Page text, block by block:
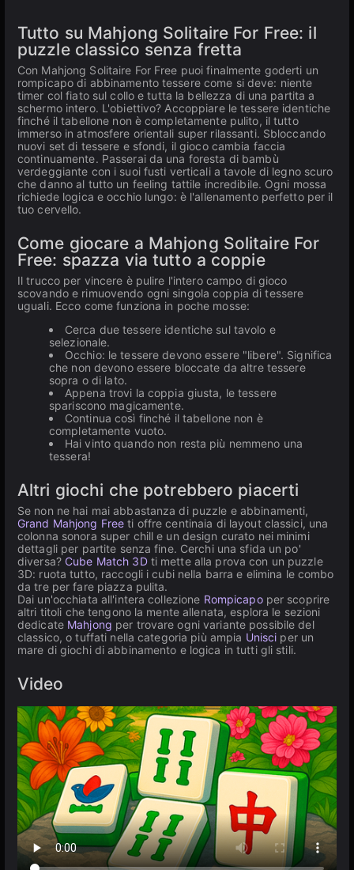
Tutto su Mahjong Solitaire For Free: il
puzzle classico senza fretta
Con Mahjong Solitaire For Free puoi finalmente goderti un
rompicapo di abbinamento tessere come si deve: niente
timer col fiato sul collo e tutta la bellezza di una partita a
schermo intero. L'obiettivo? Accoppiare le tessere identiche
finché il tabellone non è completamente pulito, il tutto
immerso in atmosfere orientali super rilassanti. Sbloccando
nuovi set di tessere e sfondi, il gioco cambia faccia
continuamente. Passerai da una foresta di bambù
verdeggiante con i suoi fusti verticali a tavole di legno scuro
che danno al tutto un feeling tattile incredibile. Ogni mossa
richiede logica e occhio lungo: è l'allenamento perfetto per il
tuo cervello.
Come giocare a Mahjong Solitaire For
Free: spazza via tutto a coppie
Il trucco per vincere è pulire l'intero campo di gioco
scovando e rimuovendo ogni singola coppia di tessere
uguali. Ecco come funziona in poche mosse:
Cerca due tessere identiche sul tavolo e
selezionale.
Occhio: le tessere devono essere "libere". Significa
che non devono essere bloccate da altre tessere
sopra o di lato.
Appena trovi la coppia giusta, le tessere
spariscono magicamente.
Continua così finché il tabellone non è
completamente vuoto.
Hai vinto quando non resta più nemmeno una
tessera!
Altri giochi che potrebbero piacerti
Se non ne hai mai abbastanza di puzzle e abbinamenti,
Grand Mahjong Free ti offre centinaia di layout classici, una
colonna sonora super chill e un design curato nei minimi
dettagli per partite senza fine. Cerchi una sfida un po'
diversa? Cube Match 3Dti mette alla prova con un puzzle
3D: ruota tutto, raccogli i cubi nella barra e elimina le combo
da tre per fare piazza pulita.
Dai un'occhiata all'intera collezione Rompicapoper scoprire
altri titoli che tengono la mente allenata, esplora le sezioni
dedicate Mahjong per trovare ogni variante possibile del
classico, o tuffati nella categoria più ampia Unisci per un
mare di giochi di abbinamento e logica in tutti gli stili.
Video